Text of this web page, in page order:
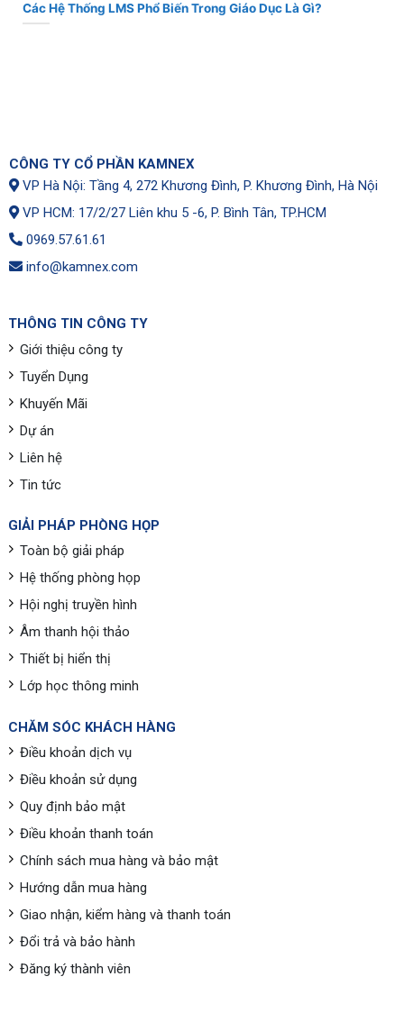
Các Hệ Thống LMS Phổ Biến Trong Giáo Dục Là Gì?
CÔNG TY CỔ PHẦN KAMNEX
VP Hà Nội: Tầng 4, 272 Khương Đình, P. Khương Đình, Hà Nội
VP HCM: 17/2/27 Liên khu 5 -6, P. Bình Tân, TP.HCM
0969.57.61.61
info@kamnex.com
THÔNG TIN CÔNG TY
Giới thiệu công ty
Tuyển Dụng
Khuyến Mãi
Dự án
Liên hệ
Tin tức
GIẢI PHÁP PHÒNG HỌP
Toàn bộ giải pháp
Hệ thống phòng họp
Hội nghị truyền hình
Âm thanh hội thảo
Thiết bị hiển thị
Lớp học thông minh
CHĂM SÓC KHÁCH HÀNG
Điều khoản dịch vụ
Điều khoản sử dụng
Quy định bảo mật
Điều khoản thanh toán
Chính sách mua hàng và bảo mật
Hướng dẫn mua hàng
Giao nhận, kiểm hàng và thanh toán
Đổi trả và bảo hành
Đăng ký thành viên